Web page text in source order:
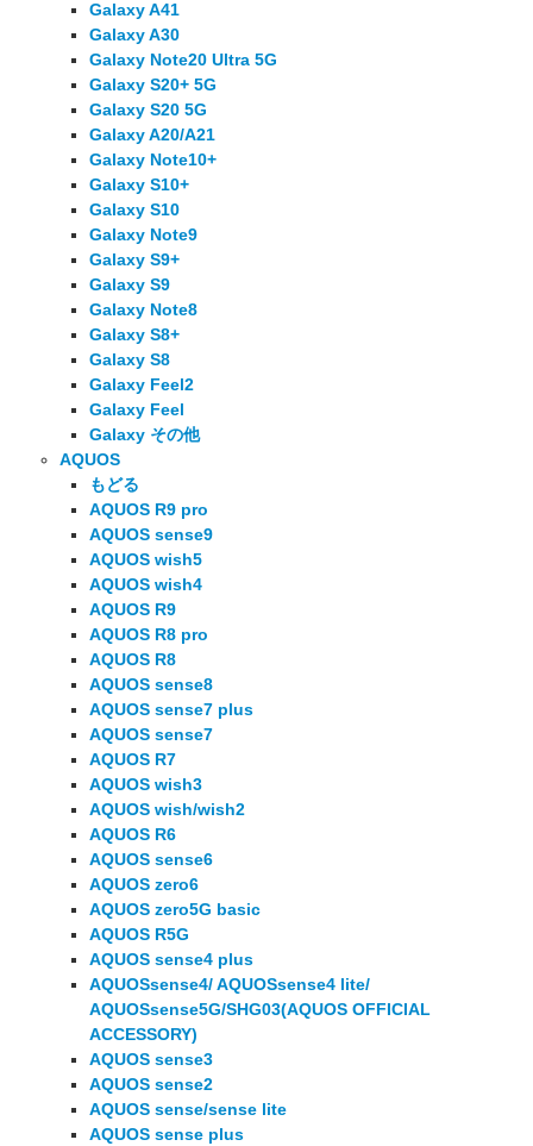
Galaxy A41
Galaxy A30
Galaxy Note20 Ultra 5G
Galaxy S20+ 5G
Galaxy S20 5G
Galaxy A20/A21
Galaxy Note10+
Galaxy S10+
Galaxy S10
Galaxy Note9
Galaxy S9+
Galaxy S9
Galaxy Note8
Galaxy S8+
Galaxy S8
Galaxy Feel2
Galaxy Feel
Galaxy その他
AQUOS
もどる
AQUOS R9 pro
AQUOS sense9
AQUOS wish5
AQUOS wish4
AQUOS R9
AQUOS R8 pro
AQUOS R8
AQUOS sense8
AQUOS sense7 plus
AQUOS sense7
AQUOS R7
AQUOS wish3
AQUOS wish/wish2
AQUOS R6
AQUOS sense6
AQUOS zero6
AQUOS zero5G basic
AQUOS R5G
AQUOS sense4 plus
AQUOSsense4/ AQUOSsense4 lite/
AQUOSsense5G/SHG03(AQUOS OFFICIAL
ACCESSORY)
AQUOS sense3
AQUOS sense2
AQUOS sense/sense lite
AQUOS sense plus